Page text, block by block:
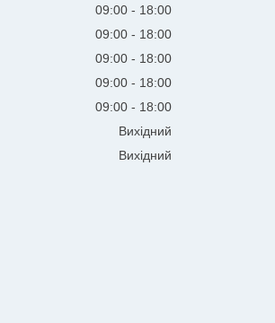
09:00
18:00
09:00
18:00
09:00
18:00
09:00
18:00
09:00
18:00
Вихідний
Вихідний